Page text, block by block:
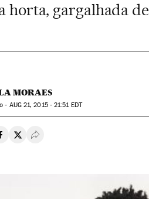
horta, gargalhada
MORAES
- AUG21, 2015 - 21:51EDT
en Whatsapp
Compartir en Facebook
Compartir en Twitter
Desplegar Redes Sociales